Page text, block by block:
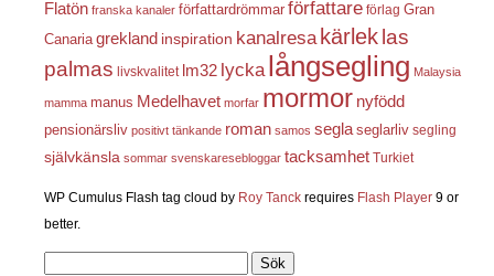
Flatön franska kanaler författardrömmar författare förlag Gran
Canaria grekland inspiration kanalresa kärlek las
palmas livskvalitet lm32 lycka långsegling Malaysia
mamma manus Medelhavet morfar mormor nyfödd
pensionärsliv positivt tänkande roman samos segla seglarliv segling
självkänsla sommar svenskaresebloggar tacksamhet Turkiet
WP Cumulus Flash tag cloud by Roy Tanck requires Flash Player 9 or
better.